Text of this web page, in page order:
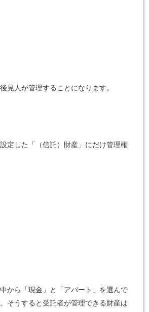
見人が管理することになります。
定した「（信託）財産」にだけ管理権
から「現金」と「アパート」を選んで
そうすると受託者が管理できる財産は